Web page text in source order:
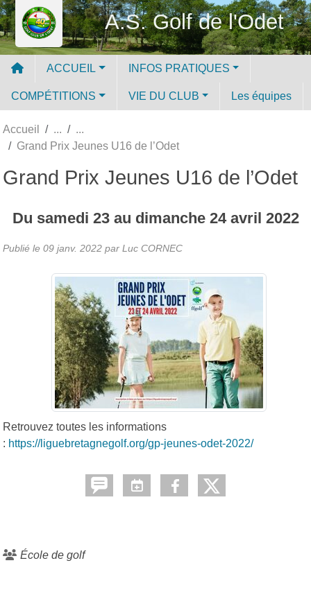
A.S. Golf de l'Odet
ACCUEIL INFOS PRATIQUES
COMPÉTITIONS VIE DU CLUB Les équipes
Accueil
Grand Prix Jeunes U16 de l’Odet
Grand Prix Jeunes U16 de l’Odet
Du samedi 23au dimanche 24 avril 2022
Publié le 09 janv. 2022 par Luc CORNEC
Retrouvez toutes les informations
: https://liguebretagnegolf.org/gp-jeunes-odet-2022/
École de golf
Panneau de gestion des cookies